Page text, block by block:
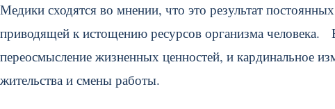
Медики сходятся во мнении, что это результат
приводящей к истощению ресурсов организма человека.
переосмысление жизненных ценностей, и кардинальное
жительства и смены работы.